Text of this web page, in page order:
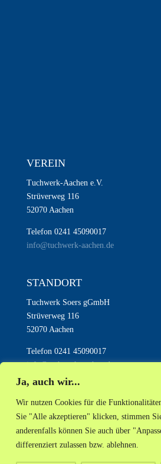
Ja, auch wir...
Wir nutzen Cookies für die
Sie "Alle akzeptieren" klicken, stimmen
anderenfalls können Sie auch über
differenziert zulassen bzw. ablehnen.
VEREIN
Tuchwerk-Aachen e.V.
Strüverweg 116
52070 Aachen
Telefon 0241 45090017
info@tuchwerk-aachen.de
STANDORT
Tuchwerk Soers gGmbH
Strüverweg 116
52070 Aachen
Telefon 0241 45090017
info@tuchwerk-aachen.de